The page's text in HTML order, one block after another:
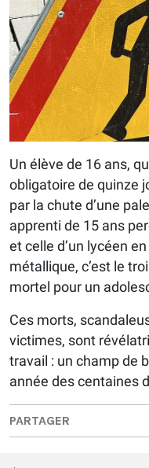
Un élève de 16 ans,
obligatoire de quinze
par la chute d’une
apprenti de 15 ans
et celle d’un lycéen
métallique, c’est le
mortel pour un
Ces morts,
victimes, sont
travail : un champ de
année des centaines
PARTAGER